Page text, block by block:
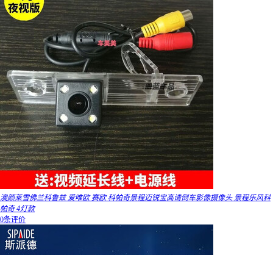
澳颜莱雪佛兰科鲁兹 爱唯欧 赛欧 科帕奇景程迈锐宝高请倒车影像摄像头 景程乐风科
帕奇 4灯款
0条评价